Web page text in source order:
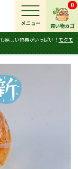
買い物カゴ
0
嬉しい特典がいっぱい！ モクモ
メニュー